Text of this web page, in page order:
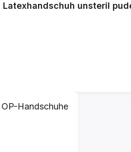
Latexhandschuh unsteril